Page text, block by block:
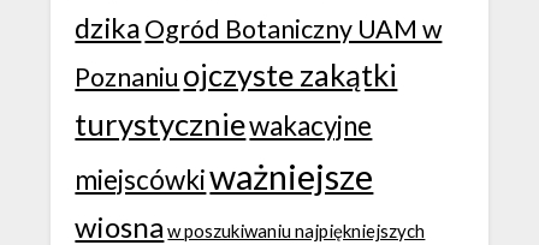
dzikaOgród Botaniczny UAM w
Poznaniu ojczyste zakątki
turystyczniewakacyjne
miejscówkiważniejsze
wiosna w poszukiwaniu najpiękniejszych